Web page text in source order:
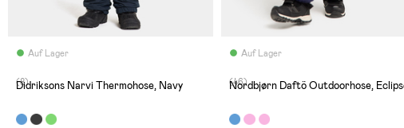
Auf Lager
(8)
Didriksons Narvi Thermohose, Navy
Auf Lager
(46)
Nordbjørn Daftö Outdoorhose,